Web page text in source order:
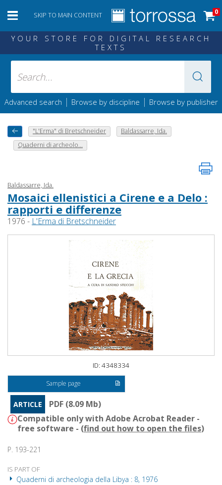
SKIP TO MAIN CONTENT 0
YOUR STORE FOR DIGITAL RESEARCH
TEXTS
Advanced search | Browse by discipline | Browse by publisher
"L'Erma" di Bretschneider
Baldassarre, Ida.
Quaderni di archeolo...
Baldassarre, Ida.
Mosaici ellenistici a Cirene e a Delo :
rapporti e differenze
1976 - L'Erma di Bretschneider
ID: 4348334
Sample page
ARTICLE
PDF (8.09 Mb)
Compatible only with Adobe Acrobat Reader -
free software - (find out how to open the files)
P. 193-221
IS PART OF
Quaderni di archeologia della Libya : 8, 1976